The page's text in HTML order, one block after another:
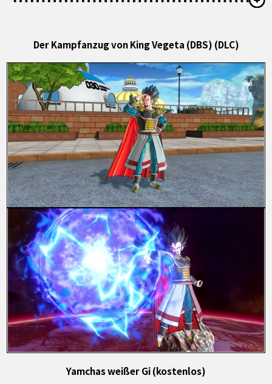
Der Kampfanzug von King Vegeta (DBS) (DLC)
Yamchas weißer Gi (kostenlos)